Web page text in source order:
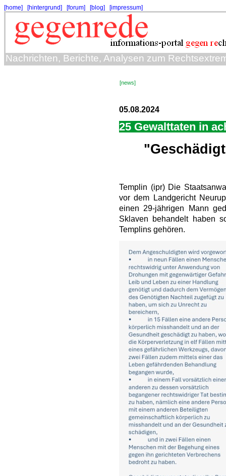
[home] [hintergrund] [forum] [blog] [impressum]
Nachrichten, Berichte, Analysen zum
[news]
05.08.2024
25 Gewalttaten in
Templin (ipr) Die
vor dem Landgericht
einen 29-jährigen Mann
Sklaven behandelt haben
Templins gehören.